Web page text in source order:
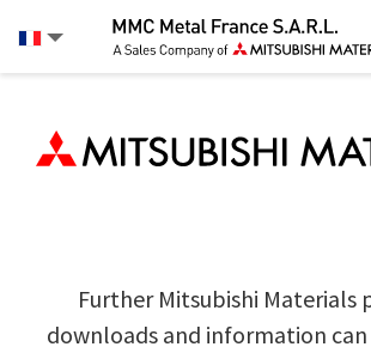
Further Mitsubishi Materials
downloads and information